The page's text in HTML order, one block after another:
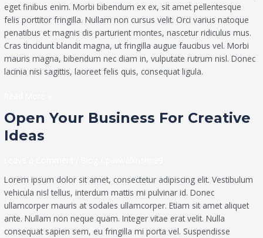
eget finibus enim. Morbi bibendum ex ex, sit amet pellentesque
felis porttitor fringilla. Nullam non cursus velit. Orci varius natoque
penatibus et magnis dis parturient montes, nascetur ridiculus mus.
Cras tincidunt blandit magna, ut fringilla augue faucibus vel. Morbi
mauris magna, bibendum nec diam in, vulputate rutrum nisl. Donec
lacinia nisi sagittis, laoreet felis quis, consequat ligula.
Open Your Business For Creative
Ideas
Lorem ipsum dolor sit amet, consectetur adipiscing elit. Vestibulum
vehicula nisl tellus, interdum mattis mi pulvinar id. Donec
ullamcorper mauris at sodales ullamcorper. Etiam sit amet aliquet
ante. Nullam non neque quam. Integer vitae erat velit. Nulla
consequat sapien sem, eu fringilla mi porta vel. Suspendisse
Open
Your
Business
Ideas